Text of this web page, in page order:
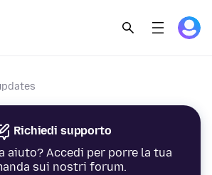
Richiedi supporto
aiuto? Accedi per porre la tua
sui nostri forum.